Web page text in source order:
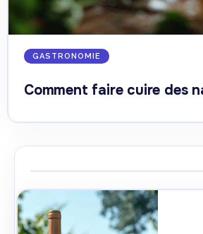
GASTRONOMIE
Comment faire cuire des